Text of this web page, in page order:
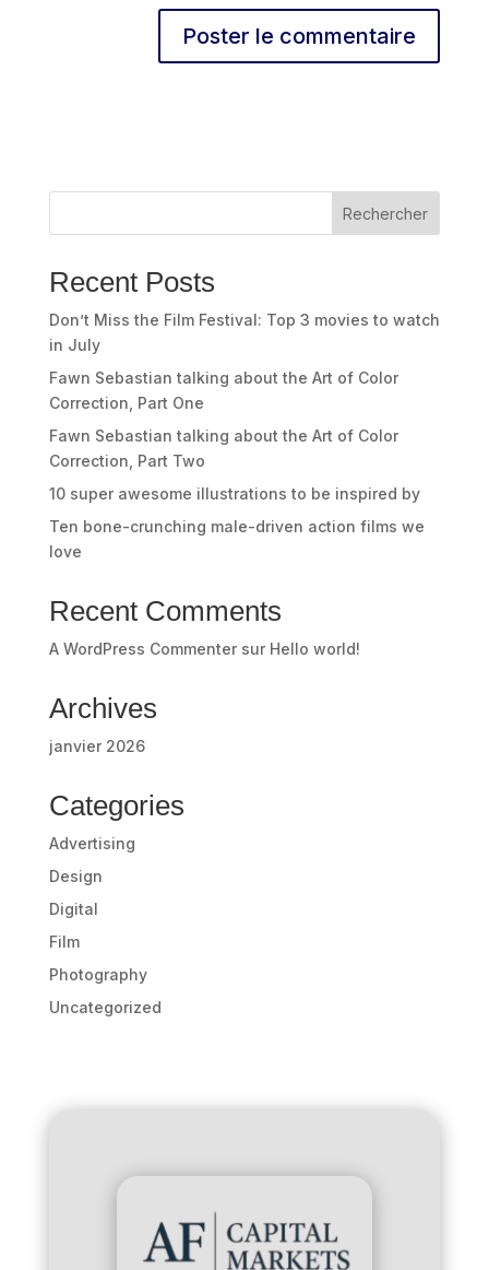
Rechercher
Recent Posts
Don’t Miss the Film Festival: Top 3 movies to watch
in July
Fawn Sebastian talking about the Art of Color
Correction, Part One
Fawn Sebastian talking about the Art of Color
Correction, Part Two
10 super awesome illustrations to be inspired by
Ten bone-crunching male-driven action films we
love
Recent Comments
A WordPress Commentersur Hello world!
Archives
janvier 2026
Categories
Advertising
Design
Digital
Film
Photography
Uncategorized